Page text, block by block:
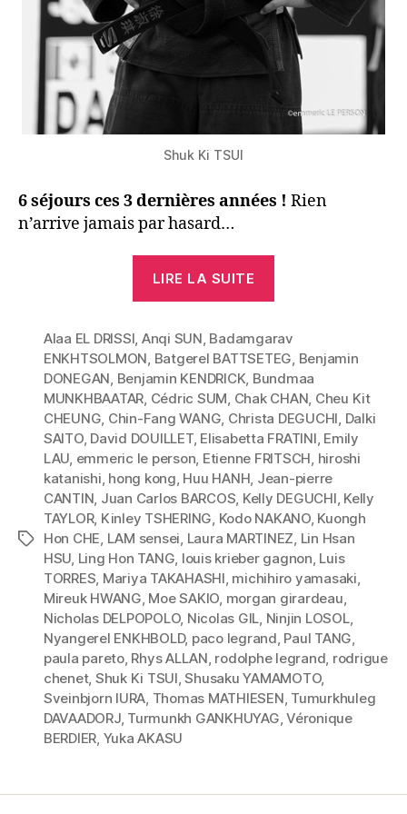
Shuk Ki TSUI
6 séjours ces 3 dernières années ! Rien
n’arrive jamais par hasard…
LIRE LA SUITE
港
! »
Étiquettes
Alaa EL DRISSI, Anqi SUN, Badamgarav
ENKHTSOLMON, Batgerel BATTSETEG, Benjamin
DONEGAN, Benjamin KENDRICK, Bundmaa
MUNKHBAATAR, Cédric SUM, Chak CHAN, Cheu Kit
CHEUNG, Chin-Fang WANG, Christa DEGUCHI, Dalki
SAITO, David DOUILLET, Elisabetta FRATINI, Emily
LAU, emmeric le person, Etienne FRITSCH, hiroshi
katanishi, hong kong, Huu HANH, Jean-pierre
CANTIN, Juan Carlos BARCOS, Kelly DEGUCHI, Kelly
TAYLOR, Kinley TSHERING, Kodo NAKANO, Kuongh
Hon CHE, LAM sensei, Laura MARTINEZ, Lin Hsan
HSU, Ling Hon TANG, louis krieber gagnon, Luis
TORRES, Mariya TAKAHASHI, michihiro yamasaki,
Mireuk HWANG, Moe SAKIO, morgan girardeau,
Nicholas DELPOPOLO, Nicolas GIL, Ninjin LOSOL,
Nyangerel ENKHBOLD, paco legrand, Paul TANG,
paula pareto, Rhys ALLAN, rodolphe legrand, rodrigue
chenet, Shuk Ki TSUI,Shusaku YAMAMOTO,
Sveinbjorn IURA, Thomas MATHIESEN, Tumurkhuleg
DAVAADORJ, Turmunkh GANKHUYAG,Véronique
BERDIER, Yuka AKASU